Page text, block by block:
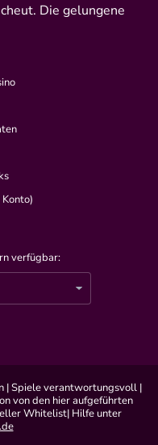
Die gelungene
verfügbar:
| Spiele verantwortungsvoll |
von den hier aufgeführten
Whitelist| Hilfe unter